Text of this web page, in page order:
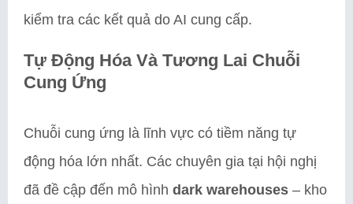
kiểm tra các kết quả do AI cung cấp.
Tự Động Hóa Và Tương Lai Chuỗi
Cung Ứng
Chuỗi cung ứng là lĩnh vực có tiềm năng tự
động hóa lớn nhất. Các chuyên gia tại hội nghị
đã đề cập đến mô hình dark warehouses – kho